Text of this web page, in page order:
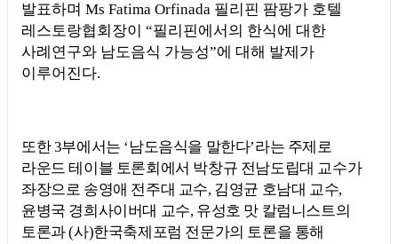
발표하며 Ms Fatima Orfinada 필리핀 팜팡가 호텔
레스토랑협회장이 “필리핀에서의 한식에 대한
사례연구와 남도음식 가능성”에 대해 발제가
이루어진다.
또한3부에서는 ‘남도음식을 말한다’라는 주제로
라운드 테이블 토론회에서 박창규 전남도립대 교수가
좌장으로 송영애 전주대 교수, 김영균 호남대 교수,
윤병국 경희사이버대 교수, 유성호 맛 칼럼니스트의
토론과(사)한국축제포럼 전문가의 토론을 통해